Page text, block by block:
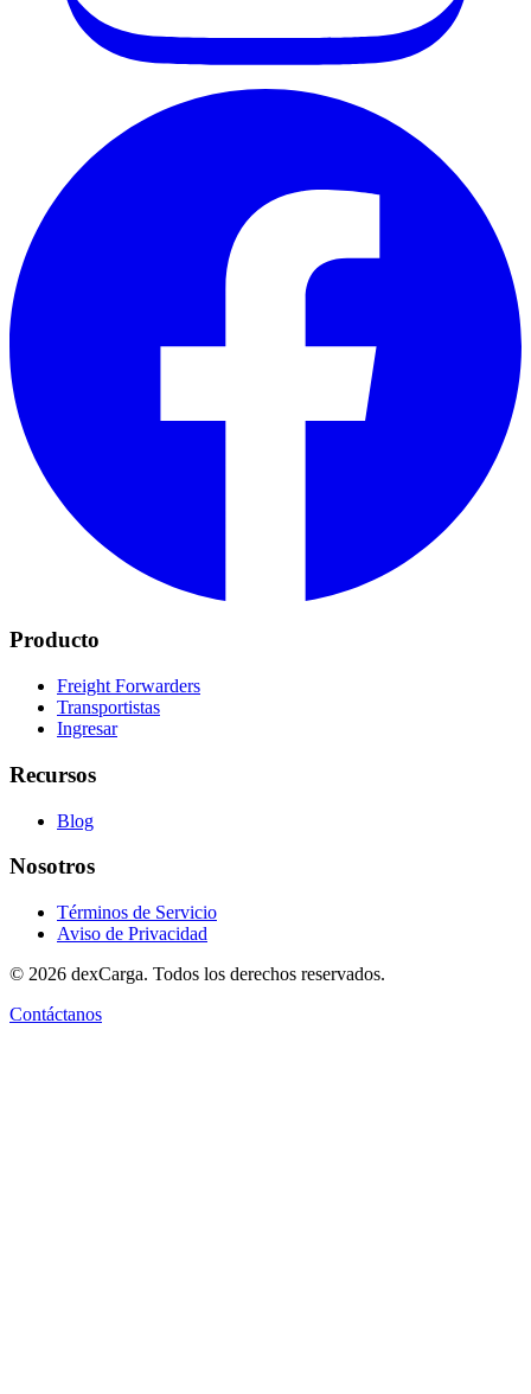
Producto
Freight Forwarders
Transportistas
Ingresar
Recursos
Blog
Nosotros
Términos de Servicio
Aviso de Privacidad
© 2026 dexCarga. Todos los derechos reservados.
Contáctanos